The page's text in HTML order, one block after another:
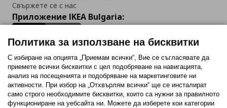
Свържете се с нас
Приложение IKEA Bulgaria:
Последвайте ни:
FacebookTwitterYoutubePinterestInstagram
Политика за използване на бисквитки
С избиране на опцията „Приемам всички“, Вие се съгласявате да
приемете всички бисквитки с цел подобряване на навигацията,
анализ на посещенията и подобряване на маркетинговите ни
активности. При избор на „Отхвърлям всички“ ще се инсталират
само строго необходимитe бисквитки, които са нужни за правилното
функциониране на уебсайта ни. Можете да изберете кои категории